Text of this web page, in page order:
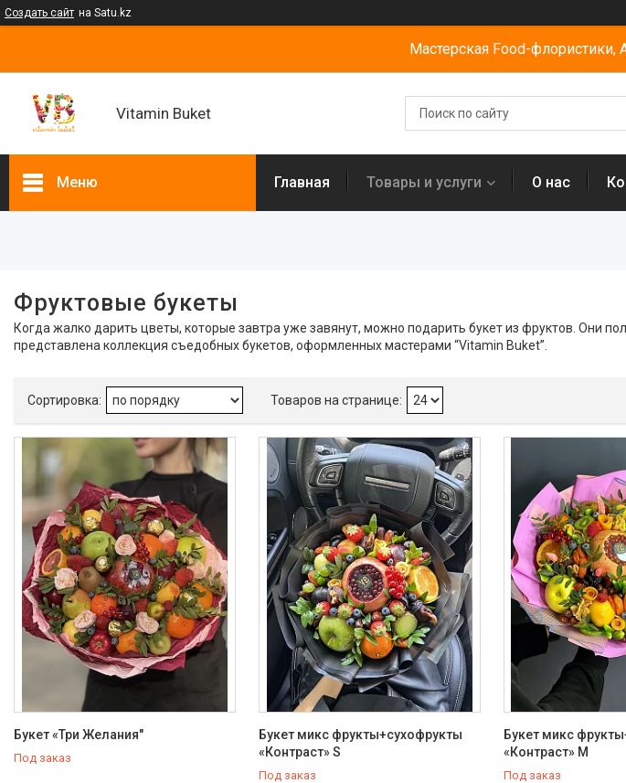
Создать сайт на Satu.kz
Мастерская Food-флористики,
Vitamin Buket
Меню
Наличие
В наличии 1
Товары и услуги
Клубника в шоколаде
Мужские букеты
Фруктовые букеты
Букеты из сухофруктов
Клубничные букеты
Ящики подарочные
Букеты из сладостей
Корзины
Подарочные боксы, коробки
Съедобные букеты для
учителя
Новогодние подарки
Сладкие букеты на 8 марта
Главная Товары и услуги О нас
Фруктовые букеты
Когда жалко дарить цветы, которые завтра уже завянут, можно подарить букет из фруктов. Они
представлена коллекция съедобных букетов, оформленных мастерами “Vitamin Buket”.
Букет «Три Желания"
Под заказ
Букет микс фрукты+сухофрукты
«Контраст» S
Под заказ
Букет микс
«Контраст» М
Под заказ